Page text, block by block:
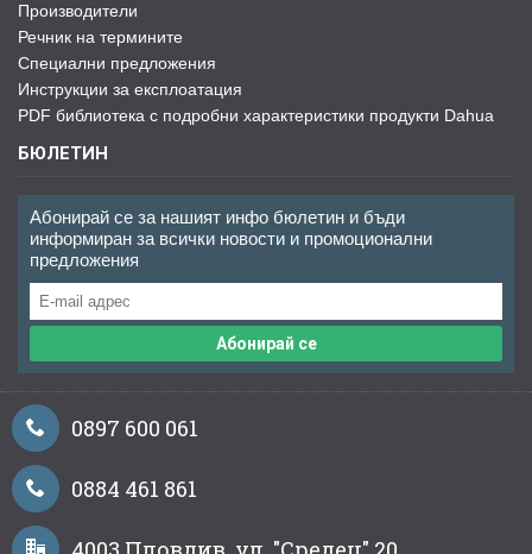
Производители
Речник на термините
Специални предложения
Инструкции за експлоатация
PDF библиотека с подробни характеристики продукти Dahua
БЮЛЕТИН
Абонирай се за нашият инфо бюлетин и бъди
информиран за всички новости и промоционални
предложения
Абонирай се
0897 600 061
0884 461 861